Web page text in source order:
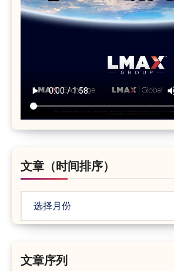
文章（时间排序）
排
文章序列